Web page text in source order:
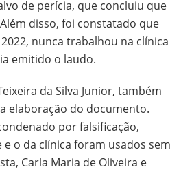
de perícia, que concluiu que
disso, foi constatado que
nunca trabalhou na clínica
emitido o laudo.
da Silva Junior, também
elaboração do documento.
por falsificação,
o da clínica foram usados sem
Carla Maria de Oliveira e